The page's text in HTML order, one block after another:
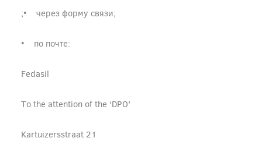
;• через форму связи;
• по почте:
Fedasil
To the attention of the ‘DPO’
Kartuizersstraat 21